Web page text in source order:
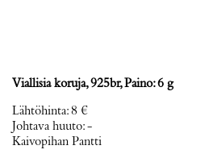
Viallisia koruja, 925br, Paino: 6 g
Lähtöhinta:8 €
Johtava huuto:-
Kaivopihan Pantti